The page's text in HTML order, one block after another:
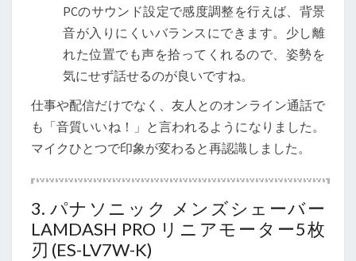
PCのサウンド設定で感度調整を行えば、背景
音が入りにくいバランスにできます。少し離
れた位置でも声を拾ってくれるので、姿勢を
気にせず話せるのが良いですね。
仕事や配信だけでなく、友人とのオンライン通話で
も「音質いいね！」と言われるようになりました。
マイクひとつで印象が変わると再認識しました。
3. パナソニック メンズシェーバー
LAMDASH PRO リニアモーター5枚
刃 (ES-LV7W-K)